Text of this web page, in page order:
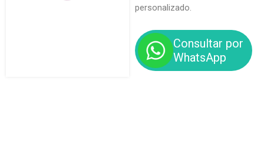
personalizado.
Consultar por
WhatsApp